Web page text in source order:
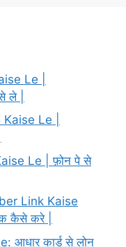
Le |
ले |
Le |
Le | फ़ोन पे से
Link Kaise
कैसे करे |
आधार कार्ड से लोन